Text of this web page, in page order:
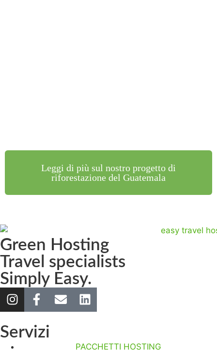
Leggi di più sul nostro progetto di
riforestazione del Guatemala
Green Hosting
Travel specialists
Simply Easy.
Servizi
PACCHETTI HOSTING